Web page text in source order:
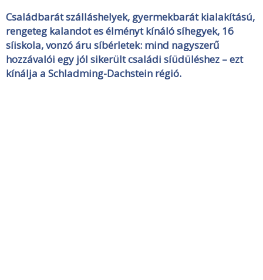
Családbarát szálláshelyek, gyermekbarát kialakítású,
rengeteg kalandot es élményt kínáló síhegyek, 16
síiskola, vonzó áru síbérletek: mind nagyszerű
hozzávalói egy jól sikerült családi síüdüléshez – ezt
kínálja a Schladming-Dachstein régió.